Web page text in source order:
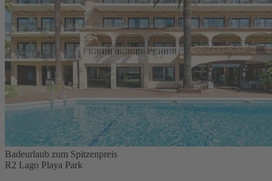
Badeurlaub zum Spitzenpreis
R2 Lago Playa Park